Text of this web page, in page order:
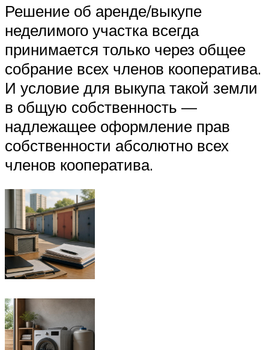
Решение об аренде/выкупе
неделимого участка всегда
принимается только через общее
собрание всех членов кооператива.
И условие для выкупа такой земли
в общую собственность —
надлежащее оформление прав
собственности абсолютно всех
членов кооператива.